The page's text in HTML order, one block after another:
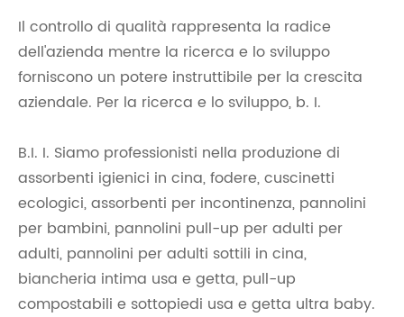
Il controllo di qualità rappresenta la radice
dell'azienda mentre la ricerca e lo sviluppo
forniscono un potere instruttibile per la crescita
aziendale. Per la ricerca e lo sviluppo, b. I.
B.I. I. Siamo professionisti nella produzione di
assorbenti igienici in cina, fodere, cuscinetti
ecologici, assorbenti per incontinenza, pannolini
per bambini, pannolini pull-up per adulti per
adulti, pannolini per adulti sottili in cina,
biancheria intima usa e getta, pull-up
compostabili e sottopiedi usa e getta ultra baby.